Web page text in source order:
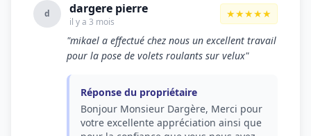
d dargere pierre
il y a 3 mois
★★★★★
"mikael a effectué chez nous un excellent travail
pour la pose de volets roulants sur velux"
Réponse du propriétaire
Bonjour Monsieur Dargère, Merci pour
votre excellente appréciation ainsi que